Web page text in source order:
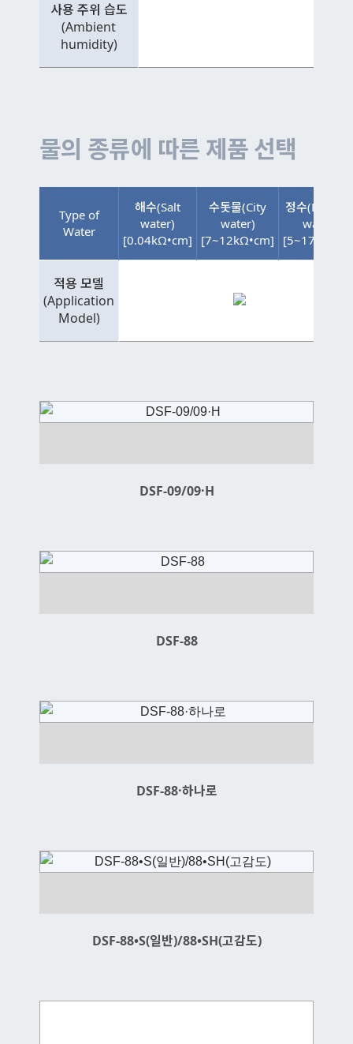
사용 주위 습도
(Ambient
humidity)
물의 종류에 따른 제품 선택
Type of
Water
해수(Salt
water)
[0.04kΩ•cm]
수돗물(City
water)
[7~12kΩ•cm]
정수(Purified
water)
적용 모델
(Application
Model)
DSF-09/09·H
DSF-88
DSF-88·하나로
DSF-88•S(일반)/88•SH(고감도)